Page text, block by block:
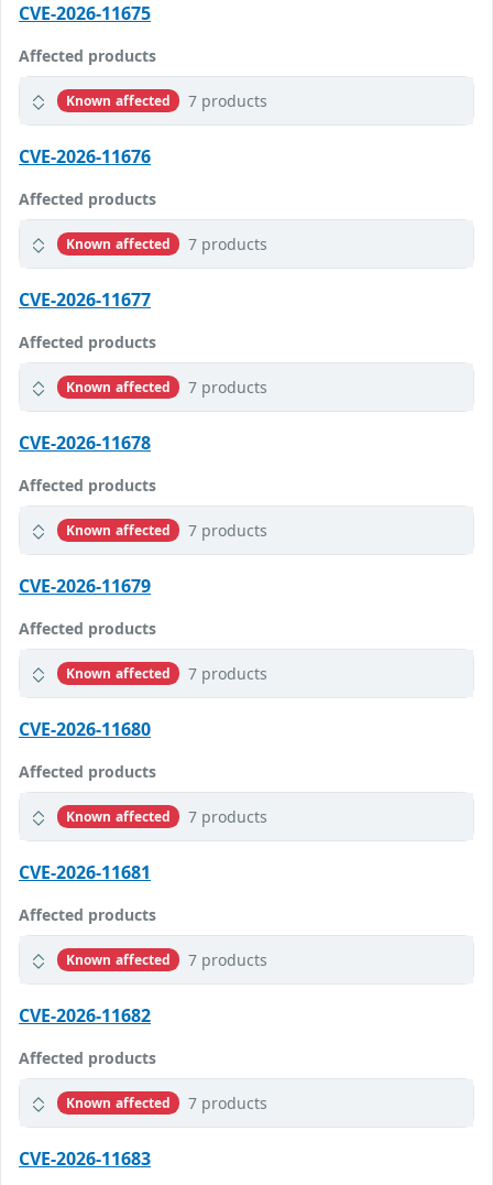
CVE-2026-11675
Affected products
Known affected 7 products
CVE-2026-11676
Affected products
Known affected 7 products
CVE-2026-11677
Affected products
Known affected 7 products
CVE-2026-11678
Affected products
Known affected 7 products
CVE-2026-11679
Affected products
Known affected 7 products
CVE-2026-11680
Affected products
Known affected 7 products
CVE-2026-11681
Affected products
Known affected 7 products
CVE-2026-11682
Affected products
Known affected 7 products
CVE-2026-11683